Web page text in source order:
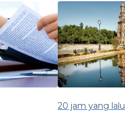
20 jam yang lalu